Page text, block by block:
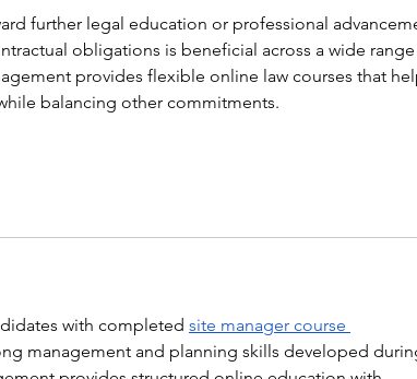
primeira escola da rede na
América do Sul
further legal education or professional
obligations is beneficial across a wide
provides flexible online law courses that
balancing other commitments.
with completed site manager course
management and planning skills developed